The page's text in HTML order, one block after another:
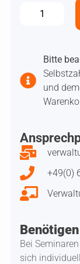
Bitte
und
+49(0)
Bei
sich